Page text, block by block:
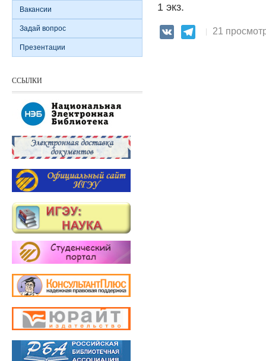
1 экз.
VK Telegram
21
Вакансии
Задай вопрос
Презентации
ССЫЛКИ